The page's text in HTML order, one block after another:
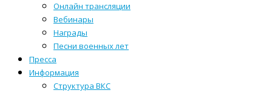
Онлайн трансляции
Вебинары
Награды
Песни военных лет
Пресса
Информация
Структура ВКС